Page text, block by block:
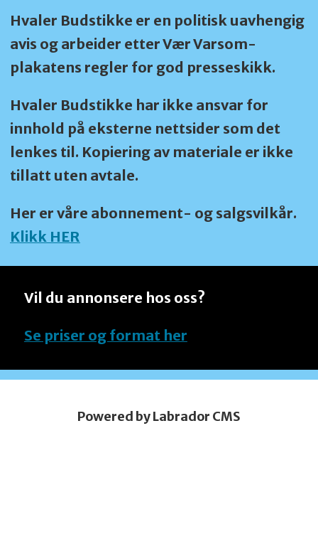
Hvaler Budstikke er en politisk uavhengig
avis og arbeider etter Vær Varsom-
plakatens regler for god presseskikk.
Hvaler Budstikke har ikke ansvar for
innhold på eksterne nettsider som det
lenkes til. Kopiering av materiale er ikke
tillatt uten avtale.
Her er våre abonnement- og salgsvilkår.
Klikk HER
Vil du annonsere hos oss?
Se priser og format her
Powered by Labrador CMS